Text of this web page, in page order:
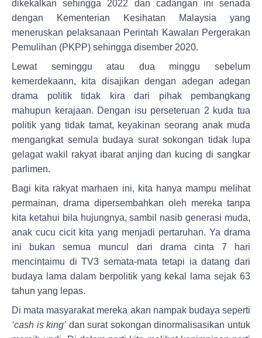
dengan Kementerian Kesihatan Malaysia yang
meneruskan pelaksanaan Perintah Kawalan Pergerakan
Pemulihan (PKPP) sehingga disember 2020.
kemerdekaann, kita disajikan dengan adegan adegan
drama politik tidak kira dari pihak pembangkang
mahupun kerajaan. Dengan isu perseteruan 2 kuda tua
politik yang tidak tamat, keyakinan seorang anak muda
mengangkat semula budaya surat sokongan tidak lupa
gelagat wakil rakyat ibarat anjing dan kucing di sangkar
parlimen.
permainan, drama dipersembahkan oleh mereka tanpa
kita ketahui bila hujungnya, sambil nasib generasi muda,
anak cucu cicit kita yang menjadi pertaruhan. Ya drama
ini bukan semua muncul dari drama cinta 7 hari
mencintaimu di TV3 semata-mata tetapi ia datang dari
budaya lama dalam berpolitik yang kekal lama sejak 63
tahun yang lepas.
‘cash is king’dan surat sokongan dinormalisasikan untuk
meraih undi. Di dalam parti kita melihat kepimpinan parti